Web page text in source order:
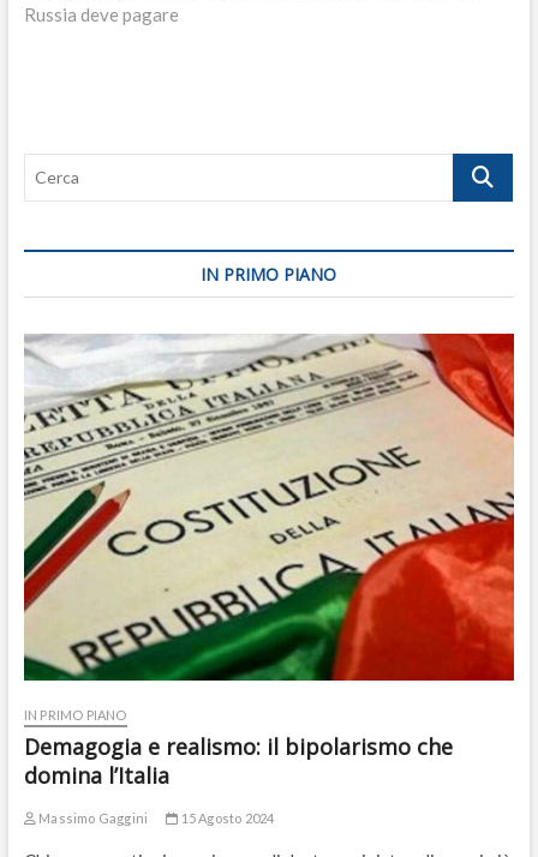
Russia deve pagare
Cerca
IN PRIMO PIANO
IN PRIMO PIANO
Demagogia e realismo: il bipolarismo che
domina l’Italia
Massimo Gaggini 15 Agosto 2024